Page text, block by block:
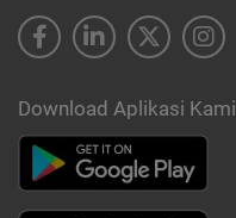
Download Aplikasi Kami